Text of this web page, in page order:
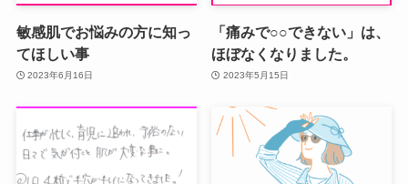
敏感肌でお悩みの方に知っ
てほしい事
2023年6月16日
「痛みで○○できない」は、
ほぼなくなりました。
2023年5月15日